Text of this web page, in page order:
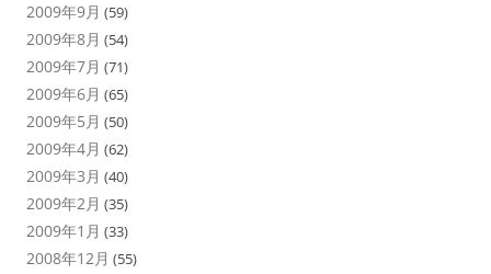
2009年9月 (59)
2009年8月 (54)
2009年7月 (71)
2009年6月 (65)
2009年5月 (50)
2009年4月 (62)
2009年3月 (40)
2009年2月 (35)
2009年1月 (33)
2008年12月 (55)